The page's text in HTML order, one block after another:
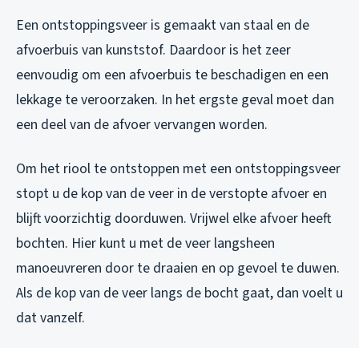
Een ontstoppingsveer is gemaakt van staal en de
afvoerbuis van kunststof. Daardoor is het zeer
eenvoudig om een afvoerbuis te beschadigen en een
lekkage te veroorzaken. In het ergste geval moet dan
een deel van de afvoer vervangen worden.
Om het riool te ontstoppen met een ontstoppingsveer
stopt u de kop van de veer in de verstopte afvoer en
blijft voorzichtig doorduwen. Vrijwel elke afvoer heeft
bochten. Hier kunt u met de veer langsheen
manoeuvreren door te draaien en op gevoel te duwen.
Als de kop van de veer langs de bocht gaat, dan voelt u
dat vanzelf.